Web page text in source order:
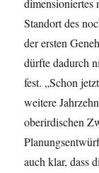
dimensioniertes
Standort des
der ersten
dürfte dadurch
fest. „Schon
weitere
oberirdischen
auch klar, dass